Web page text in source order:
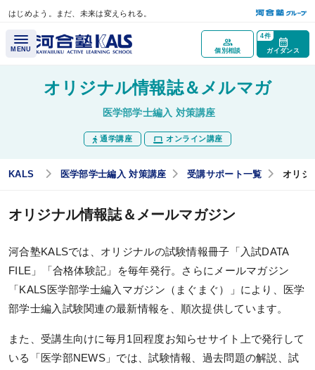
はじめよう。まだ、未来は変えられる。
メインコンテンツへスキップ
MENU 個別相談 ガイダンス
4件
講座トップページ
医学部学士編入とは？
医学部再受験（一般入試）と学士編入試験の違いとは？
試験情報ガイダンス／
講座説明動画
医学部学士編入実施大学
講師紹介
ガイダンス・個別相談
オリジナル情報誌＆メルマガ
医学部学士編入 対策講座
通学講座 オンライン講座
KALS 医学部学士編入 対策講座 受講サポート一覧 オリジ
オリジナル情報誌＆メールマガジン
河合塾KALSでは、オリジナルの試験情報冊子「入試DATA
FILE」「合格体験記」を毎年発行。さらにメールマガジン
「KALS医学部学士編入マガジン（まぐまぐ）」により、医学
部学士編入試験関連の最新情報を、順次提供しています。
また、受講生向けに毎月1回程度お知らせサイト上で発行して
いる「医学部NEWS」では、試験情報、過去問題の解説、試